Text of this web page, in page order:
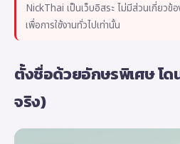
NickThai เป็นเว็บอิสระ ไม่มีส่วนเกี่ยว
เพื่อการใช้งานทั่วไปเท่านั้น
ตั้งชื่อด้วยอักษรพิเศษ โด
จริง)